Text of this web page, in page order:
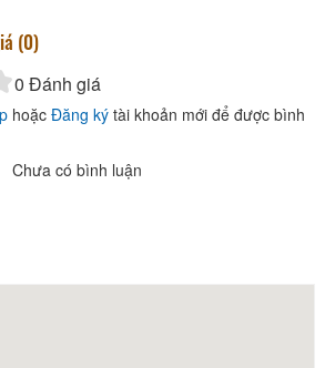
(0)
0 Đánh giá
hoặc Đăng ký tài khoản mới để được bình
Chưa có bình luận